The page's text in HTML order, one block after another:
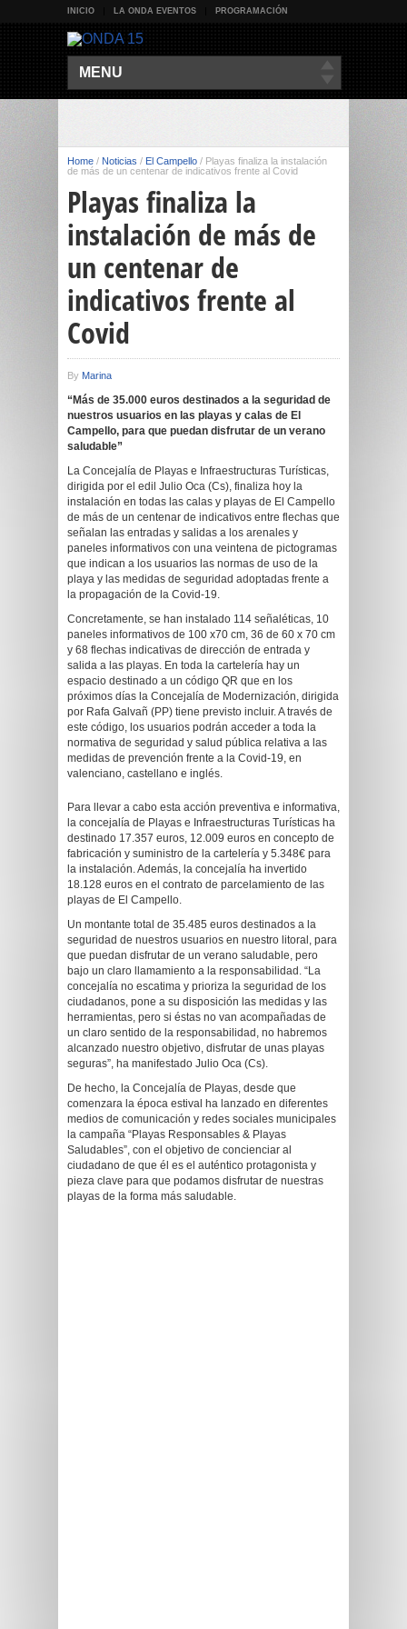
INICIO LA ONDA EVENTOS PROGRAMACIÓN
MENU
Home / Noticias / El Campello / Playas finaliza la instalación
de más de un centenar de indicativos frente al Covid
Playas finaliza la
instalación de más de
un centenar de
indicativos frente al
Covid
By Marina
“Más de 35.000 euros destinados a la seguridad de
nuestros usuarios en las playas y calas de El
Campello, para que puedan disfrutar de un verano
saludable”
La Concejalía de Playas e Infraestructuras Turísticas,
dirigida por el edil Julio Oca (Cs), finaliza hoy la
instalación en todas las calas y playas de El Campello
de más de un centenar de indicativos entre flechas que
señalan las entradas y salidas a los arenales y
paneles informativos con una veintena de pictogramas
que indican a los usuarios las normas de uso de la
playa y las medidas de seguridad adoptadas frente a
la propagación de la Covid-19.
Concretamente, se han instalado 114 señaléticas, 10
paneles informativos de 100 x70 cm, 36 de 60 x 70 cm
y 68 flechas indicativas de dirección de entrada y
salida a las playas. En toda la cartelería hay un
espacio destinado a un código QR que en los
próximos días la Concejalía de Modernización, dirigida
por Rafa Galvañ (PP) tiene previsto incluir. A través de
este código, los usuarios podrán acceder a toda la
normativa de seguridad y salud pública relativa a las
medidas de prevención frente a la Covid-19, en
valenciano, castellano e inglés.
Para llevar a cabo esta acción preventiva e informativa,
la concejalía de Playas e Infraestructuras Turísticas ha
destinado 17.357 euros, 12.009 euros en concepto de
fabricación y suministro de la cartelería y 5.348€ para
la instalación. Además, la concejalía ha invertido
18.128 euros en el contrato de parcelamiento de las
playas de El Campello.
Un montante total de 35.485 euros destinados a la
seguridad de nuestros usuarios en nuestro litoral, para
que puedan disfrutar de un verano saludable, pero
bajo un claro llamamiento a la responsabilidad. “La
concejalía no escatima y prioriza la seguridad de los
ciudadanos, pone a su disposición las medidas y las
herramientas, pero si éstas no van acompañadas de
un claro sentido de la responsabilidad, no habremos
alcanzado nuestro objetivo, disfrutar de unas playas
seguras”, ha manifestado Julio Oca (Cs).
De hecho, la Concejalía de Playas, desde que
comenzara la época estival ha lanzado en diferentes
medios de comunicación y redes sociales municipales
la campaña “Playas Responsables & Playas
Saludables”, con el objetivo de concienciar al
ciudadano de que él es el auténtico protagonista y
pieza clave para que podamos disfrutar de nuestras
playas de la forma más saludable.